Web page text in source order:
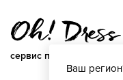
сервис по подбору
Ваш